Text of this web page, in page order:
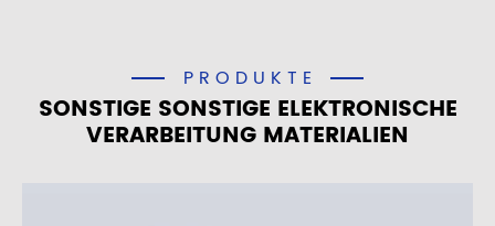
PRODUKTE
SONSTIGE SONSTIGE ELEKTRONISCHE
VERARBEITUNG MATERIALIEN